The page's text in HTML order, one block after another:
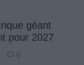
géant
pour 2027
0